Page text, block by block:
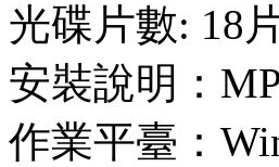
光碟片數: 18
安裝說明：
作業平臺：